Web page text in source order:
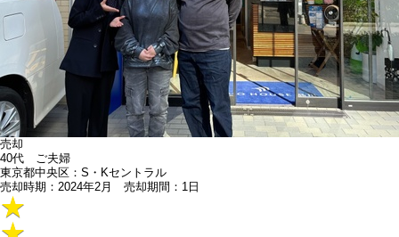
売却
40代 ご夫婦
東京都中央区：S・Kセントラル
売却時期：2024年2月 売却期間：1日